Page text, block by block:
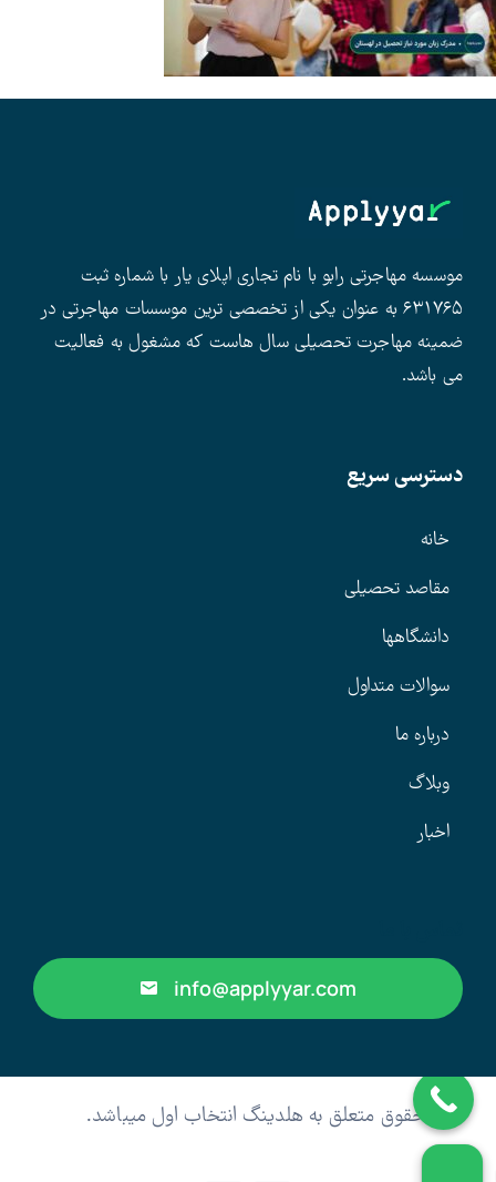
موسسه مهاجرتی رابو با نام تجاری اپلای یار با شماره ثبت
۶۳۱۷۶۵ به عنوان یکی از تخصصی ترین موسسات مهاجرتی در
ضمینه مهاجرت تحصیلی سال هاست که مشغول به فعالیت
می باشد.
دسترسی سریع
خانه
مقاصد تحصیلی
دانشگاهها
سوالات متداول
درباره ما
وبلاگ
اخبار
info@applyyar.com
کلیه حقوق متعلق به هلدینگ انتخاب اول میباشد.